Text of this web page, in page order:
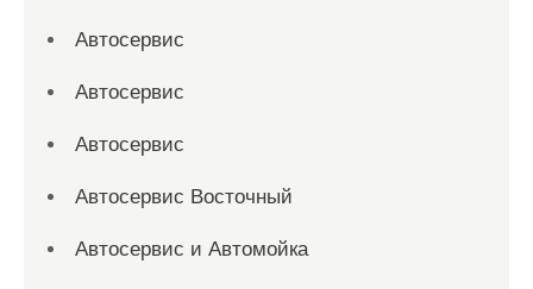
Автосервис
Автосервис
Автосервис
Автосервис Восточный
Автосервис и Автомойка